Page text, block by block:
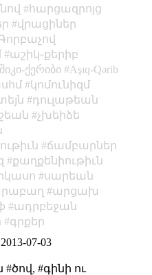
հարցազրոյց
վրացիներ
աշիկ֊քերիբ
ქერიბი
Aşıq-Qərib
կոմունիզմ
դուլաթեան
չխեիձե
ճամբարներ
քաղքենիութիւն
սարեան
արցախ
ադրբեջան
գրքեր
2013-07-03
#գինի ու